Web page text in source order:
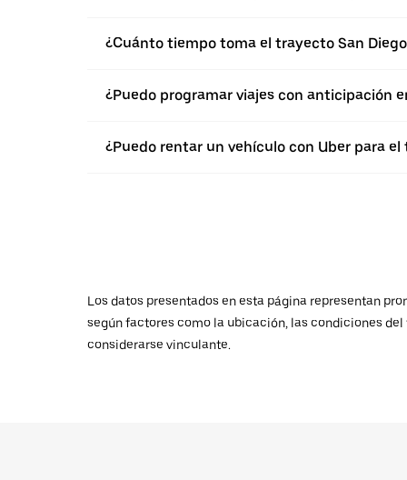
¿Cuánto tiempo toma el trayecto San
¿Puedo programar viajes con anticipación
¿Puedo rentar un vehículo con Uber para
Los datos presentados en esta página representan
según factores como la ubicación, las condiciones
considerarse vinculante.